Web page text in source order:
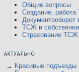
Общие вопросы
Создание,
ТСЖ и
Страхование ТСЖ
→ Красивые подъезды